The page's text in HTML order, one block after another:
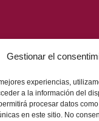
Gestionar el
experiencias,
a la información del
procesar datos
en este sitio. No
Estudi Zuk